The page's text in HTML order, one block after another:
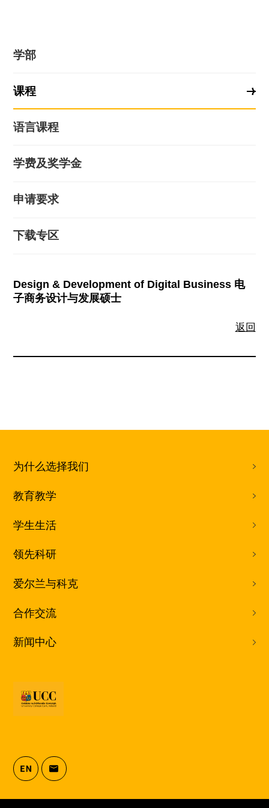
学部
课程
语言课程
学费及奖学金
申请要求
下载专区
Design & Development of Digital Business 电
子商务设计与发展硕士
返回
为什么选择我们
教育教学
学生生活
领先科研
爱尔兰与科克
合作交流
新闻中心